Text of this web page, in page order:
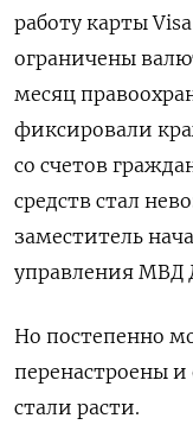
работу карты
ограничены
месяц
фиксировали
со счетов
средств стал
заместитель
управления МВД
Но постепенно
перенастроены
стали расти.